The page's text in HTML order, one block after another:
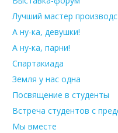
Лучший мастер
А ну-ка, девушки!
А ну-ка, парни!
Спартакиада
Земля у нас одна
Посвящение в студенты
Встреча студентов с
Мы вместе